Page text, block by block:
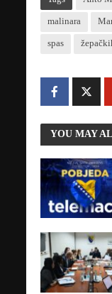
malinara
spas
YOU MAY